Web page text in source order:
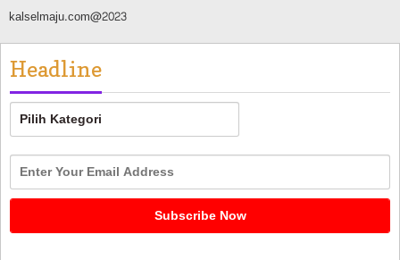
kalselmaju.com@2023
Headline
Headline